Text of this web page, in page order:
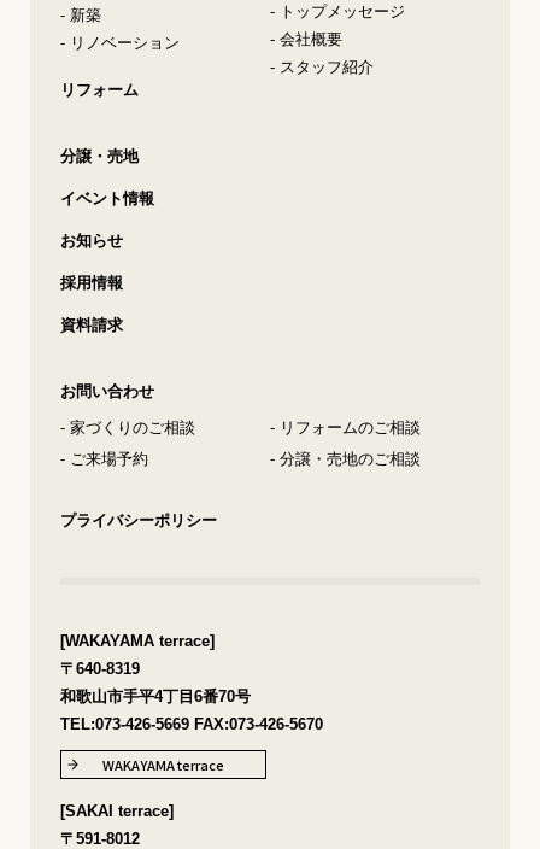
- 新築
- リノベーション
リフォーム
分譲・売地
イベント情報
お知らせ
採用情報
資料請求
- トップメッセージ
- 会社概要
- スタッフ紹介
お問い合わせ
- 家づくりのご相談
- リフォームのご相談
- ご来場予約
- 分譲・売地のご相談
プライバシーポリシー
[WAKAYAMA terrace]
〒640-8319
和歌山市手平4丁目6番70号
TEL:073-426-5669 FAX:073-426-5670
WAKAYAMA terrace
[SAKAI terrace]
〒591-8012